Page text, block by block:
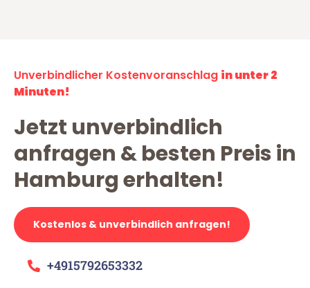
Unverbindlicher Kostenvoranschlag in unter 2
Minuten!
Jetzt unverbindlich
anfragen & besten Preis in
Hamburg erhalten!
Kostenlos & unverbindlich anfragen!
+4915792653332